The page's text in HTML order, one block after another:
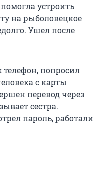
устроить
на рыболовецкое
Ушел после
телефон, попросил
с карты
перевод через
сестра.
пароль, работали